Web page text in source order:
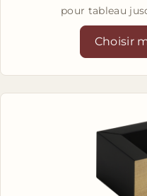
pour tableau
Choisir